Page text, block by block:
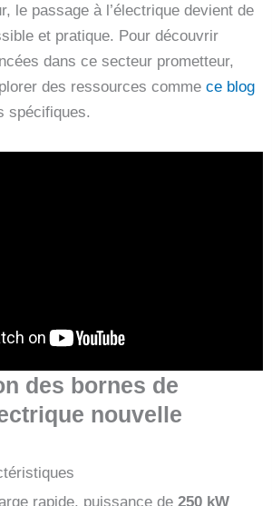
le passage à l’électrique devient de
et pratique. Pour découvrir
dans ce secteur prometteur,
des ressources comme ce blog
spécifiques.
des bornes de
nouvelle
rapide, puissance de 250 kW